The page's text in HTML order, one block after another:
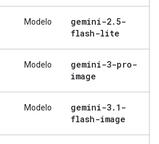
Modelo gemini-2. 5-
flash-lite
Modelo
gemini-3-pro-
image
Modelo gemini-3. 1-
flash-image